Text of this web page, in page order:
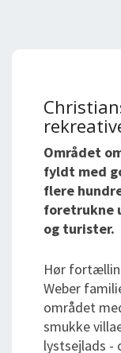
Området
fyldt med
flere
foretrukne
og turister.
Hør
Weber
området
smukke
lystsejlads -